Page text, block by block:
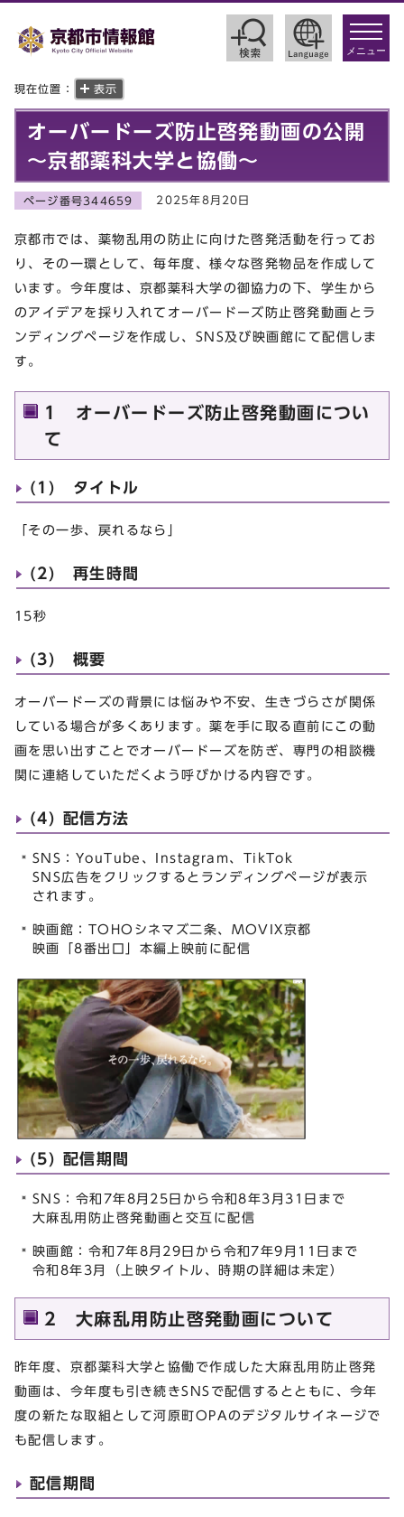
toggle
メニュー
現在位置： 表示
オーバードーズ防止啓発動画の公開
～京都薬科大学と協働～
ページ番号344659 2025年8月20日
京都市では、薬物乱用の防止に向けた啓発活動を行ってお
り、その一環として、毎年度、様々な啓発物品を作成して
います。今年度は、京都薬科大学の御協力の下、学生から
のアイデアを採り入れてオーバードーズ防止啓発動画とラ
ンディングページを作成し、SNS及び映画館にて配信しま
す。
1 オーバードーズ防止啓発動画につい
て
(1) タイトル
「その一歩、戻れるなら」
(2) 再生時間
15秒
(3) 概要
オーバードーズの背景には悩みや不安、生きづらさが関係
している場合が多くあります。薬を手に取る直前にこの動
画を思い出すことでオーバードーズを防ぎ、専門の相談機
関に連絡していただくよう呼びかける内容です。
(4) 配信方法
SNS：YouTube、Instagram、TikTok
SNS広告をクリックするとランディングページが表示
されます。
映画館：TOHOシネマズ二条、MOVIX京都
映画「8番出口」本編上映前に配信
(5) 配信期間
SNS：令和7年8月25日から令和8年3月31日まで
大麻乱用防止啓発動画と交互に配信
映画館：令和7年8月29日から令和7年9月11日まで
令和8年3月（上映タイトル、時期の詳細は未定）
2 大麻乱用防止啓発動画について
昨年度、京都薬科大学と協働で作成した大麻乱用防止啓発
動画は、今年度も引き続きSNSで配信するとともに、今年
度の新たな取組として河原町OPAのデジタルサイネージで
も配信します。
配信期間